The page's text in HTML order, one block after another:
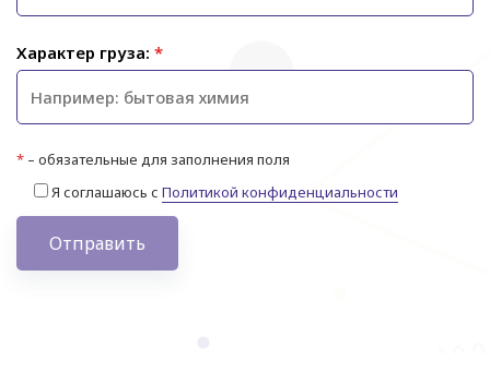
Характер груза: *
* – обязательные для заполнения поля
Я соглашаюсь с Политикой конфиденциальности
Отправить